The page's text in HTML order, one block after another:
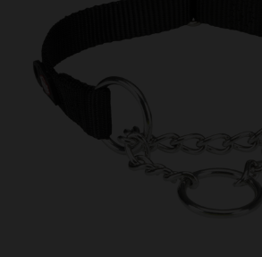
Kundtjänst